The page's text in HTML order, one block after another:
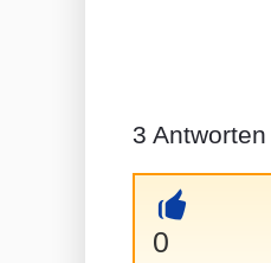
3 Antworten
+
0